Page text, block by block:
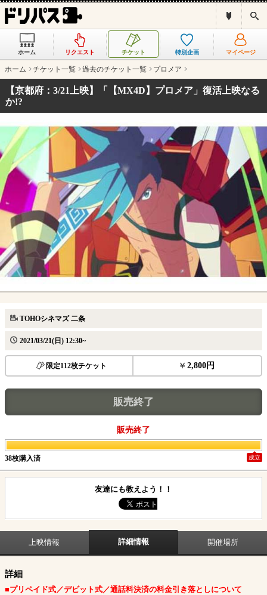
ス
ホーム リクエスト チケット 特別企画 マイページ
ホーム チケット一覧 過去のチケット一覧 プロメア
【京都府：3/21上映】「【MX4D】プロメア」復活上映なる
か!?
TOHOシネマズ 二条
2021/03/21(日) 12:30~
限定112枚チケット 2,800円
販売終了
販売終了
38枚購入済 成立
友達にも教えよう！！
上映情報 詳細情報 開催場所
詳細
■プリペイド式／デビット式／通話料決済の料金引き落としについて